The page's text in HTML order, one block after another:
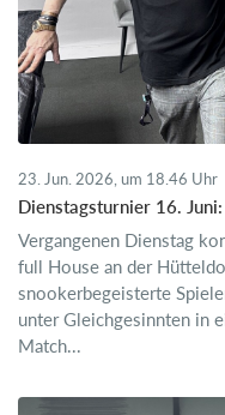
23. Jun. 2026, um 18.46 Uhr
Dienstagsturnier 16.
Vergangenen Dienstag
full House an der
snookerbegeisterte
unter Gleichgesinnten in
Match...